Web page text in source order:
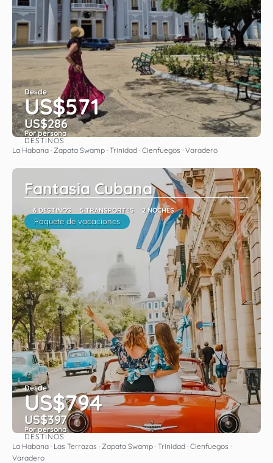
Desde
US$571
US$286
Por persona
Ver
DESTINOS
La Habana · Zapata Swamp · Trinidad · Cienfuegos · Varadero
Fantasia Cubana
6 DESTINOS 5 TRANSPORTES 2 NOCHES
Paquete de vacaciones
Desde
US$794
US$397
Por persona
Ver
DESTINOS
La Habana · Las Terrazas · Zapata Swamp · Trinidad · Cienfuegos ·
Varadero